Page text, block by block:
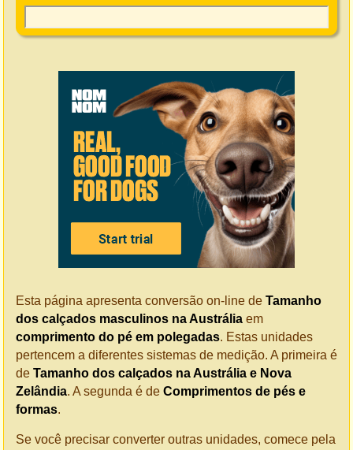
Esta página apresenta conversão on-line de Tamanho
dos calçados masculinos na Austrália em
comprimento do pé em polegadas. Estas unidades
pertencem a diferentes sistemas de medição. A primeira é
de Tamanho dos calçados na Austrália e Nova
Zelândia. A segunda é de Comprimentos de pés e
formas.
Se você precisar converter outras unidades, comece pela